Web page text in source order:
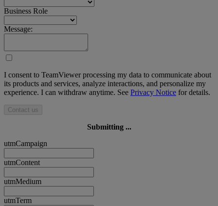
Business Role
Message:
I consent to TeamViewer processing my data to communicate about
its products and services, analyze interactions, and personalize my
experience. I can withdraw anytime. See Privacy Notice for details.
Contact us
Submitting ...
utmCampaign
utmContent
utmMedium
utmTerm